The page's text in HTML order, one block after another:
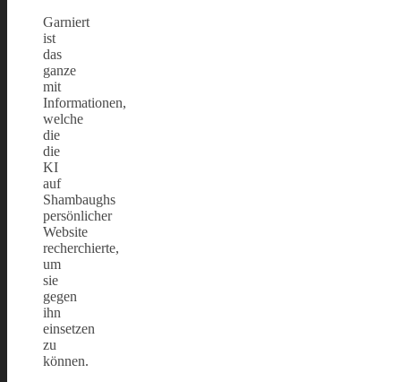
Garniert
ist
das
ganze
mit
Informationen,
welche
die
die
KI
auf
Shambaughs
persönlicher
Website
recherchierte,
um
sie
gegen
ihn
einsetzen
zu
können.